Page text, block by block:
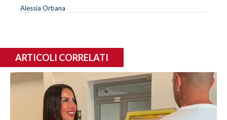
Alessia Orbana
ARTICOLI CORRELATI